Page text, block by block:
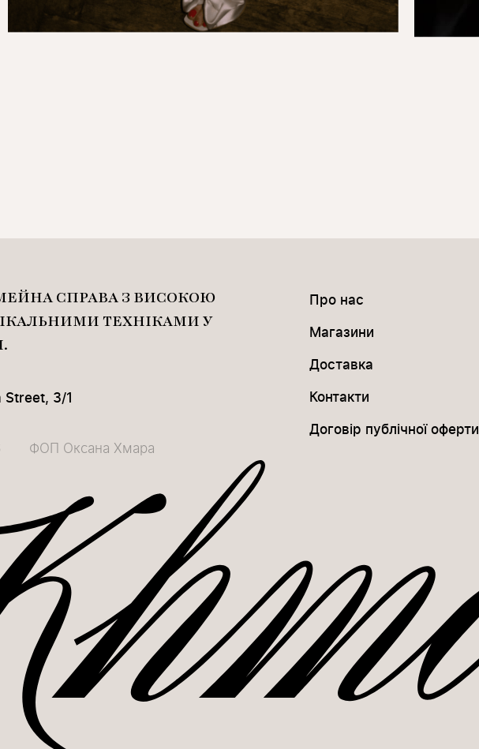
СПРАВА З ВИСОКОЮ
ТЕХНІКАМИ У
Street, 3/1
ФОП Оксана Хмара
Про нас
Магазини
Доставка
Контакти
Договір публічної оферти